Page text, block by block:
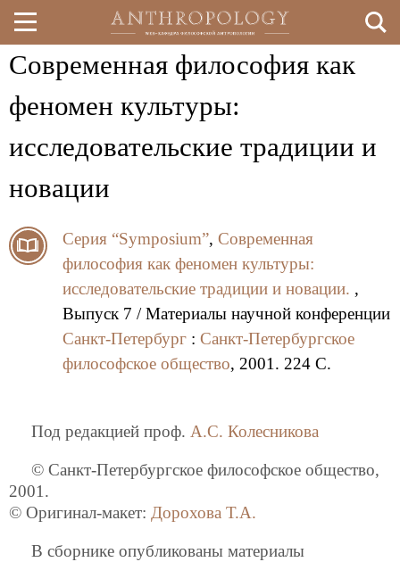
Перейти
Современная философия как
феномен культуры:
исследовательские традиции и
новации
Серия “Symposium”, Современная
философия как феномен культуры:
исследовательские традиции и новации. ,
Выпуск 7 / Материалы научной конференции
Санкт-Петербург : Санкт-Петербургское
философское общество, 2001. 224 C.
Под редакцией проф. А.С. Колесникова
© Санкт-Петербургское философское общество,
2001.
© Оригинал-макет: Дорохова Т.А.
В сборнике опубликованы материалы